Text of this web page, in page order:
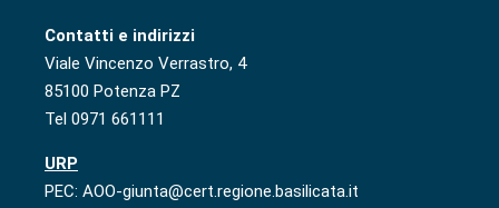
Contatti e indirizzi
Viale Vincenzo Verrastro, 4
85100 Potenza PZ
Tel 0971 661111
URP
PEC: AOO-giunta@cert.regione.basilicata.it